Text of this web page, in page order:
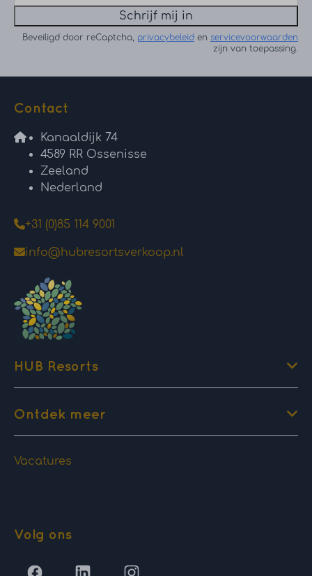
Schrijf mij in
Beveiligd door reCaptcha, privacybeleid en servicevoorwaarden
zijn van toepassing.
Contact
Kanaaldijk 74
4589 RR Ossenisse
Zeeland
Nederland
+31 (0)85 114 9001
info@hubresortsverkoop.nl
HUB Resorts
Ontdek meer
Vacatures
Volg ons